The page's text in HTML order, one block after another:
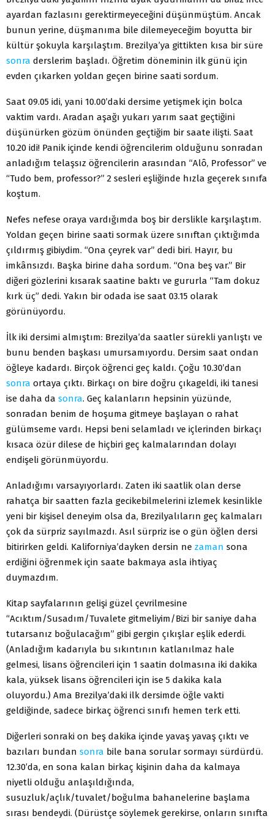
ayardan fazlasını gerektirmeyeceğini düşünmüştüm. Ancak
bunun yerine, düşmanıma bile dilemeyeceğim boyutta bir
kültür şokuyla karşılaştım. Brezilya’ya gittikten kısa bir süre
sonra derslerim başladı. Öğretim döneminin ilk günü için
evden çıkarken yoldan geçen birine saati sordum.
Saat 09.05 idi, yani 10.00’daki dersime yetişmek için bolca
vaktim vardı. Aradan aşağı yukarı yarım saat geçtiğini
düşünürken gözüm önünden geçtiğim bir saate ilişti. Saat
10.20 idi! Panik içinde kendi öğrencilerim olduğunu sonradan
anladığım telaşsız öğrencilerin arasından “Alô, Professor” ve
“Tudo bem, professor?” 2 sesleri eşliğinde hızla geçerek sınıfa
koştum.
Nefes nefese oraya vardığımda boş bir derslikle karşılaştım.
Yoldan geçen birine saati sormak üzere sınıftan çıktığımda
çıldırmış gibiydim. “Ona çeyrek var” dedi biri. Hayır, bu
imkânsızdı. Başka birine daha sordum. “Ona beş var.” Bir
diğeri gözlerini kısarak saatine baktı ve gururla “Tam dokuz
kırk üç” dedi. Yakın bir odada ise saat 03.15 olarak
görünüyordu.
İlk iki dersimi almıştım: Brezilya’da saatler sürekli yanlıştı ve
bunu benden başkası umursamıyordu. Dersim saat ondan
öğleye kadardı. Birçok öğrenci geç kaldı. Çoğu 10.30’dan
sonra ortaya çıktı. Birkaçı on bire doğru çıkageldi, iki tanesi
ise daha da sonra. Geç kalanların hepsinin yüzünde,
sonradan benim de hoşuma gitmeye başlayan o rahat
gülümseme vardı. Hepsi beni selamladı ve içlerinden birkaçı
kısaca özür dilese de hiçbiri geç kalmalarından dolayı
endişeli görünmüyordu.
Anladığımı varsayıyorlardı. Zaten iki saatlik olan derse
rahatça bir saatten fazla gecikebilmelerini izlemek kesinlikle
yeni bir kişisel deneyim olsa da, Brezilyalıların geç kalmaları
çok da sürpriz sayılmazdı. Asıl sürpriz ise o gün öğlen dersi
bitirirken geldi. Kaliforniya’dayken dersin ne zaman sona
erdiğini öğrenmek için saate bakmaya asla ihtiyaç
duymazdım.
Kitap sayfalarının gelişi güzel çevrilmesine
“Acıktım/Susadım/Tuvalete gitmeliyim/Bizi bir saniye daha
tutarsanız boğulacağım” gibi gergin çıkışlar eşlik ederdi.
(Anladığım kadarıyla bu sıkıntının katlanılmaz hale
gelmesi, lisans öğrencileri için 1 saatin dolmasına iki dakika
kala, yüksek lisans öğrencileri için ise 5 dakika kala
oluyordu.) Ama Brezilya’daki ilk dersimde öğle vakti
geldiğinde, sadece birkaç öğrenci sınıfı hemen terk etti.
Diğerleri sonraki on beş dakika içinde yavaş yavaş çıktı ve
bazıları bundan sonra bile bana sorular sormayı sürdürdü.
12.30’da, en sona kalan birkaç kişinin daha da kalmaya
niyetli olduğu anlaşıldığında,
susuzluk/açlık/tuvalet/boğulma bahanelerine başlama
sırası bendeydi. (Dürüstçe söylemek gerekirse, onların sınıfta